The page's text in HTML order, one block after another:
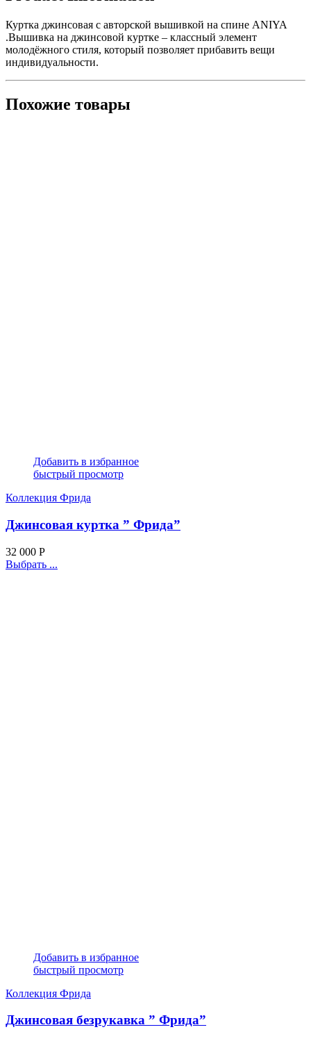
Куртка джинсовая с авторской вышивкой на спине ANIYA
.Вышивка на джинсовой куртке – классный элемент
молодёжного стиля, который позволяет прибавить вещи
индивидуальности.
Похожие товары
Добавить в избранное
быстрый просмотр
Коллекция Фрида
Джинсовая куртка ” Фрида”
32 000 Р
Выбрать ...
Добавить в избранное
быстрый просмотр
Коллекция Фрида
Джинсовая безрукавка ” Фрида”